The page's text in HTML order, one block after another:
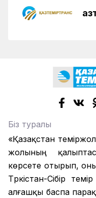
Біз туралы
«Қазақстан
жолының
көрсете отырып,
Түркістан-Сібір
алғашқы баспа